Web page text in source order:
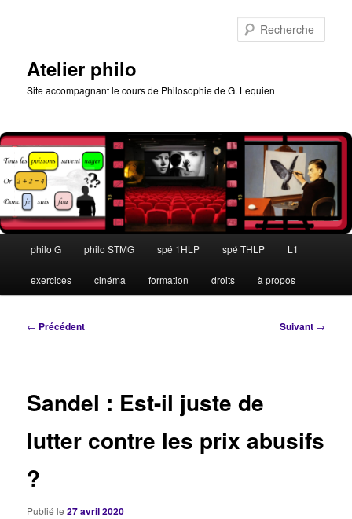
Atelier philo
Site accompagnant le cours de Philosophie de G. Lequien
principal
philo G philo STMG spé 1HLP spé THLP L1
exercices cinéma formation droits à propos
Navigation
← Précédent Suivant →
Sandel : Est-il juste de
lutter contre les prix abusifs
?
Publié le27 avril 2020